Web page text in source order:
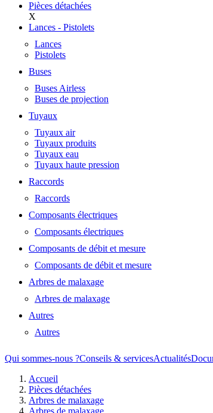
Pièces détachées
X
Lances - Pistolets
Lances
Pistolets
Buses
Buses Airless
Buses de projection
Tuyaux
Tuyaux air
Tuyaux produits
Tuyaux eau
Tuyaux haute pression
Raccords
Raccords
Composants électriques
Composants électriques
Composants de débit et mesure
Composants de débit et mesure
Arbres de malaxage
Arbres de malaxage
Autres
Autres
Qui sommes-nous ?Conseils & servicesActualités
Accueil
Pièces détachées
Arbres de malaxage
Arbres de malaxage